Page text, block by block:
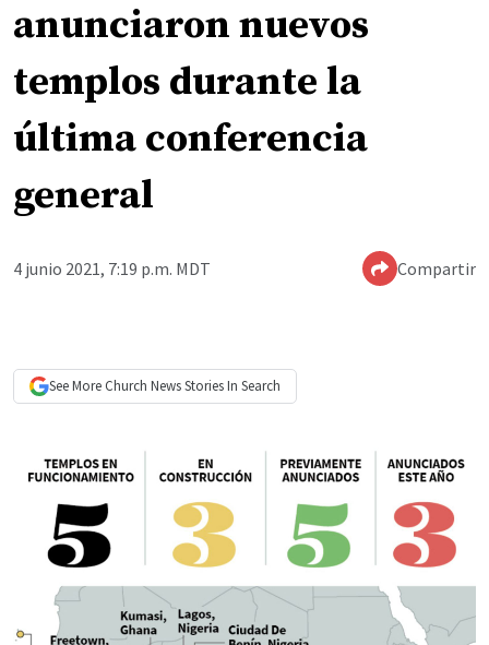
anunciaron nuevos
templos durante la
última conferencia
general
4 junio 2021, 7:19 p.m. MDT Compartir
See More Church NewsStories In Search